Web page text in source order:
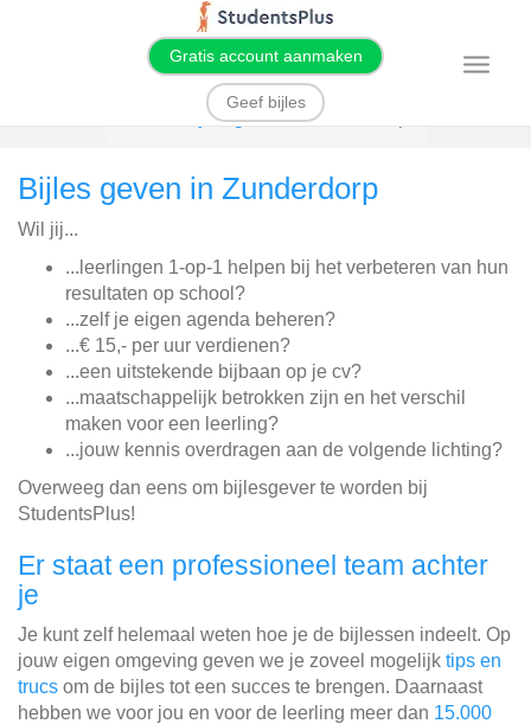
Gratis account aanmaken
Geef bijles
T
l
t
Bijles geven Zunderdorp
Bijles geven in Zunderdorp
Wil jij...
...leerlingen 1-op-1 helpen bij het verbeteren van hun
resultaten op school?
...zelf je eigen agenda beheren?
...€ 15,- per uur verdienen?
...een uitstekende bijbaan op je cv?
...maatschappelijk betrokken zijn en het verschil
maken voor een leerling?
...jouw kennis overdragen aan de volgende lichting?
Overweeg dan eens om bijlesgever te worden bij
StudentsPlus!
Er staat een professioneel team achter
je
Je kunt zelf helemaal weten hoe je de bijlessen indeelt. Op
jouw eigen omgeving geven we je zoveel mogelijk tips en
trucs om de bijles tot een succes te brengen. Daarnaast
hebben we voor jou en voor de leerling meer dan 15.000